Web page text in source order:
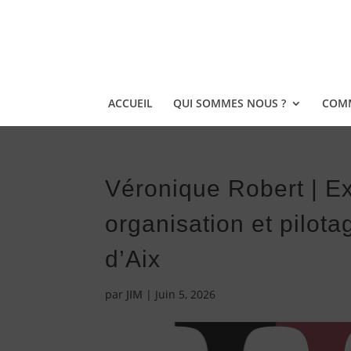
ACCUEIL QUI SOMMES NOUS ?
Véronique Robert |
organisation et
d’Aix
par JIM | Juin 5, 2026